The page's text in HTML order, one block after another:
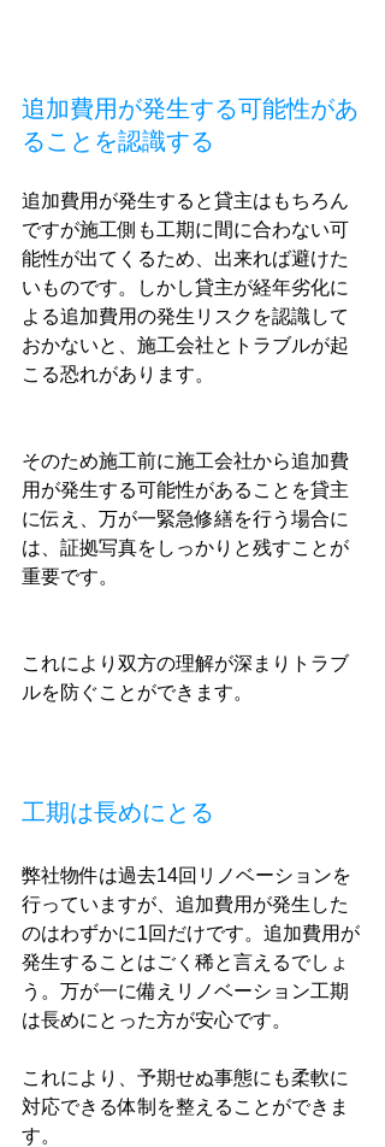
追加費用が発生する可能性があ
ることを認識する
追加費用が発生すると貸主はもちろん
ですが施工側も工期に間に合わない可
能性が出てくるため、出来れば避けた
いものです。しかし貸主が経年劣化に
よる追加費用の発生リスクを認識して
おかないと、施工会社とトラブルが起
こる恐れがあります。
そのため施工前に施工会社から追加費
用が発生する可能性があることを貸主
に伝え、万が一緊急修繕を行う場合に
は、証拠写真をしっかりと残すことが
重要です。
これにより双方の理解が深まりトラブ
ルを防ぐことができます。
工期は長めにとる
弊社物件は過去14回リノベーションを
行っていますが、追加費用が発生した
のはわずかに1回だけです。追加費用が
発生することはごく稀と言えるでしょ
う。万が一に備えリノベーション工期
は長めにとった方が安心です。
これにより、予期せぬ事態にも柔軟に
対応できる体制を整えることができま
す。